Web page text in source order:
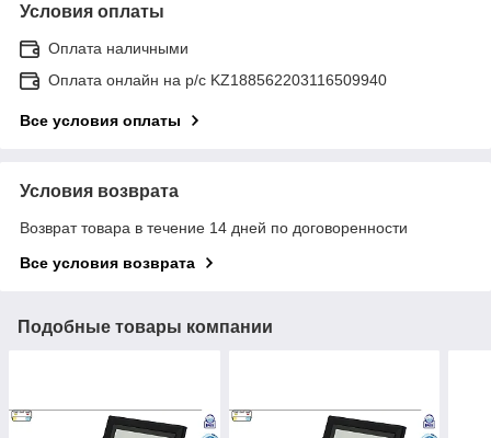
Условия оплаты
Оплата наличными
Оплата онлайн на р/с KZ188562203116509940
Все условия оплаты
Условия возврата
Возврат товара в течение 14 дней по договоренности
Все условия возврата
Подобные товары компании